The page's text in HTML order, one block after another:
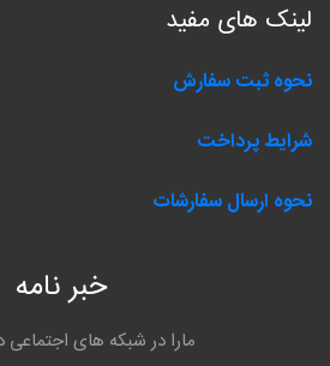
لینک های مفید
نحوه ثبت سفارش
شرایط پرداخت
نحوه ارسال سفارشات
خبر نامه
مارا در شبکه های اجتماعی